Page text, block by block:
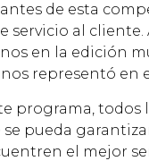
de esta
servicio al
en la edición
nos representó en
programa,
se pueda
el mejor